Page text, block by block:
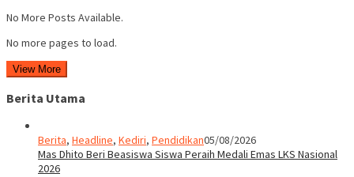
No More Posts Available.
No more pages to load.
View More
Berita Utama
Berita, Headline, Kediri, Pendidikan05/08/2026
Mas Dhito Beri Beasiswa Siswa Peraih Medali Emas LKS Nasional
2026